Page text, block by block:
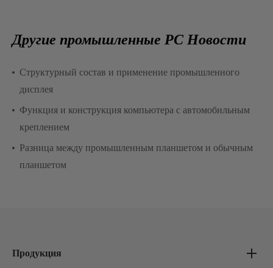
Другие промышленные PC Новости
Структурный состав и применение промышленного
дисплея
Функция и конструкция компьютера с автомобильным
креплением
Разница между промышленным планшетом и обычным
планшетом
Продукция